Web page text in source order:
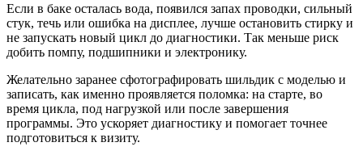
Если в баке осталась вода, появился запах проводки, сильный
стук, течь или ошибка на дисплее, лучше остановить стирку и
не запускать новый цикл до диагностики. Так меньше риск
добить помпу, подшипники и электронику.
Желательно заранее сфотографировать шильдик с моделью и
записать, как именно проявляется поломка: на старте, во
время цикла, под нагрузкой или после завершения
программы. Это ускоряет диагностику и помогает точнее
подготовиться к визиту.